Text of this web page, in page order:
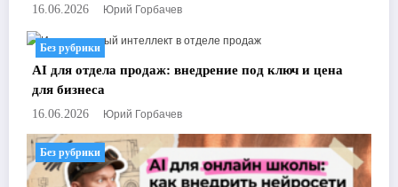
16.06.2026 Юрий Горбачев
Без рубрики
AI для отдела продаж: внедрение под ключ и цена
для бизнеса
16.06.2026 Юрий Горбачев
Без рубрики